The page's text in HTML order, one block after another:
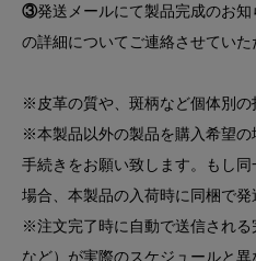
③発送メールにて製品完成のお
の詳細についてご連絡させていた
※皮革の質や、斑柄など個体別の
※本製品以外の製品を購入希望
手続きをお願い致します。もし
場合、本製品の入荷時に同梱で発
※注文完了時に自動で送信される
など）が実際のスケジュールと異